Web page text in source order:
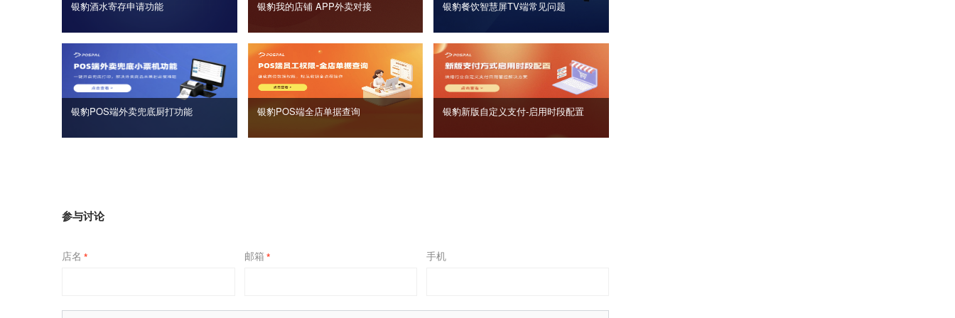
银豹酒水寄存申请功能 银豹我的店铺 APP外卖对接 银豹餐饮智慧屏TV端常见问题
银豹POS端外卖兜底厨打功能 银豹POS端全店单据查询 银豹新版自定义支付‑启用时段配置
参与讨论
店名 * 邮箱 * 手机